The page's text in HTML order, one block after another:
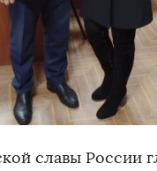
славы России